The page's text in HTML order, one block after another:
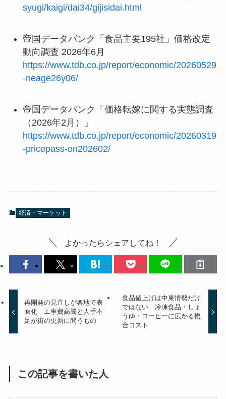
syugi/kaigi/dai34/gijisidai.html
帝国データバンク「食品主要195社」価格改定
動向調査 2026年6月
https://www.tdb.co.jp/report/economic/20260529
-neage26y06/
帝国データバンク「価格転嫁に関する実態調査
（2026年2月）」
https://www.tdb.co.jp/report/economic/20260319
-pricepass-on202602/
経済・マーケット
よかったらシェアしてね！
再開発の見直しが各地で表
面化 工事費高騰と人手不
足が街の更新に問うもの
食品値上げは中東情勢だけ
ではない 冷凍食品・しょ
うゆ・コーヒーに広がる複
合コスト
この記事を書いた人